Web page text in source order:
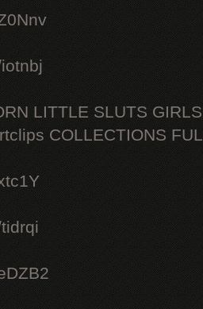
LITTLE SLUTS
COLLECTIONS